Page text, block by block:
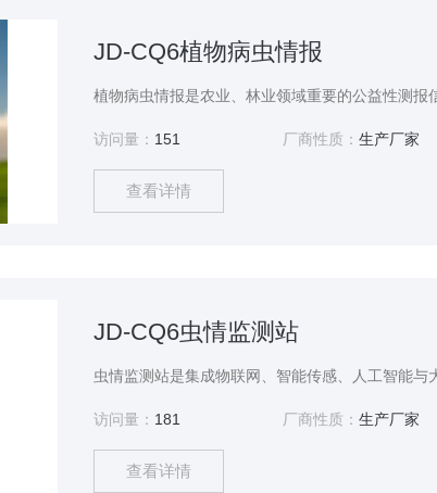
JD-CQ6植物病虫情报
访问量： 151 厂商性质： 生产厂家
查看详情
JD-CQ6虫情监测站
访问量： 181 厂商性质： 生产厂家
查看详情